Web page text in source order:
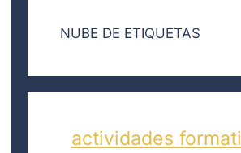
NUBE DE ETIQUETAS
actividades